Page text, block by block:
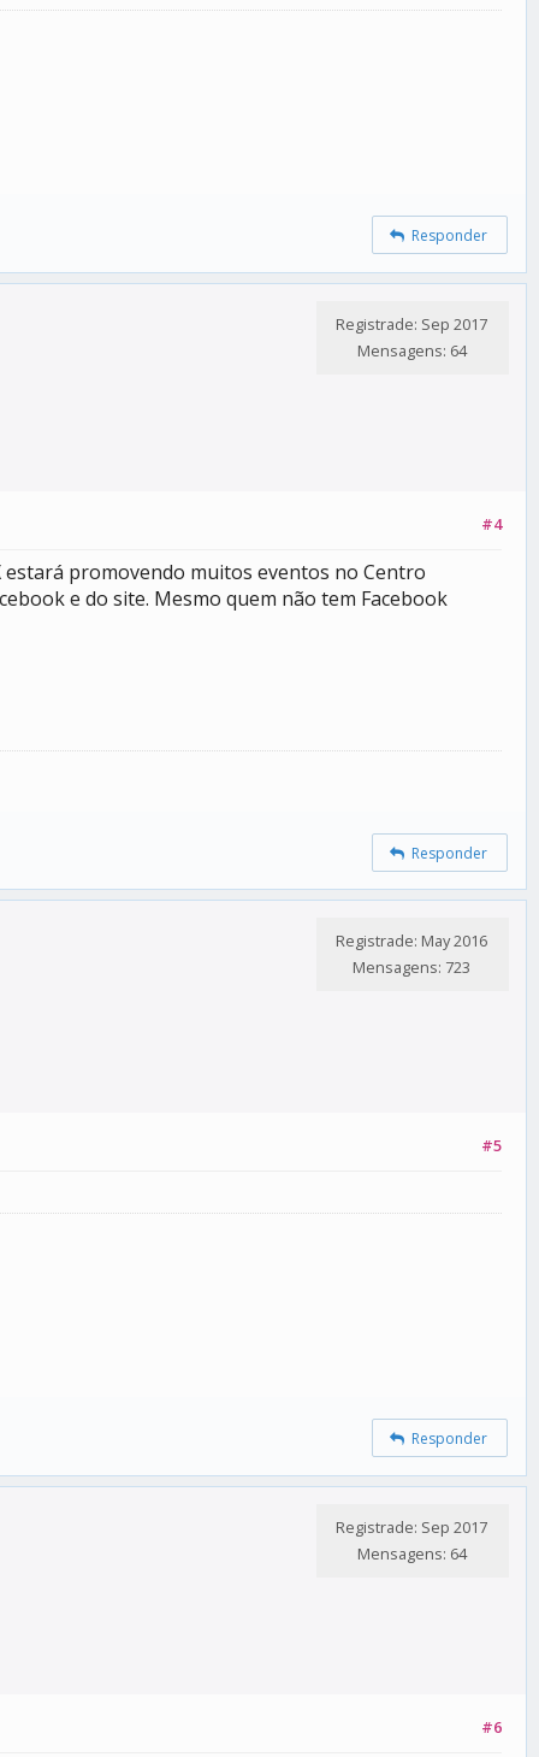
Responder
Registrade: Sep 2017
Mensagens: 64
#4
estará promovendo muitos eventos no Centro
e do site. Mesmo quem não tem Facebook
Responder
Registrade: May 2016
Mensagens: 723
#5
Responder
Registrade: Sep 2017
Mensagens: 64
#6